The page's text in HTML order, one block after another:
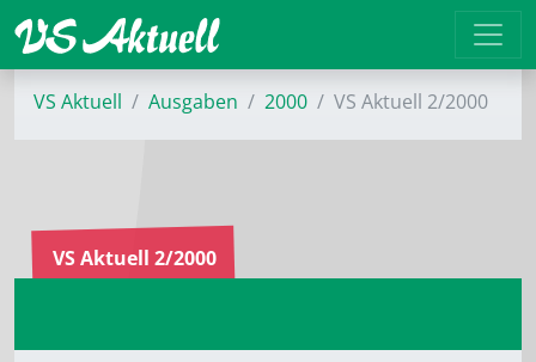
VS Aktuell Ausgaben 2000 VS Aktuell 2/2000
VS Aktuell 2/2000